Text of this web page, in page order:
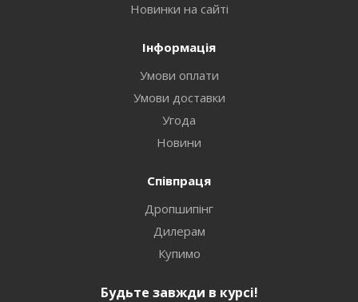
Новинки на сайті
Інформація
Умови оплати
Умови доставки
Угода
Новини
Співпраця
Дропшипінг
Дилерам
Купимо
Будьте завжди в курсі!